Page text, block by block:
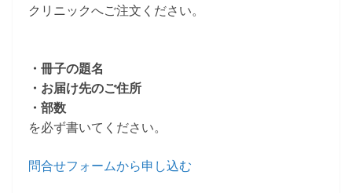
クリニックへご注文ください。
・冊子の題名
・お届け先のご住所
・部数
を必ず書いてください。
問合せフォームから申し込む